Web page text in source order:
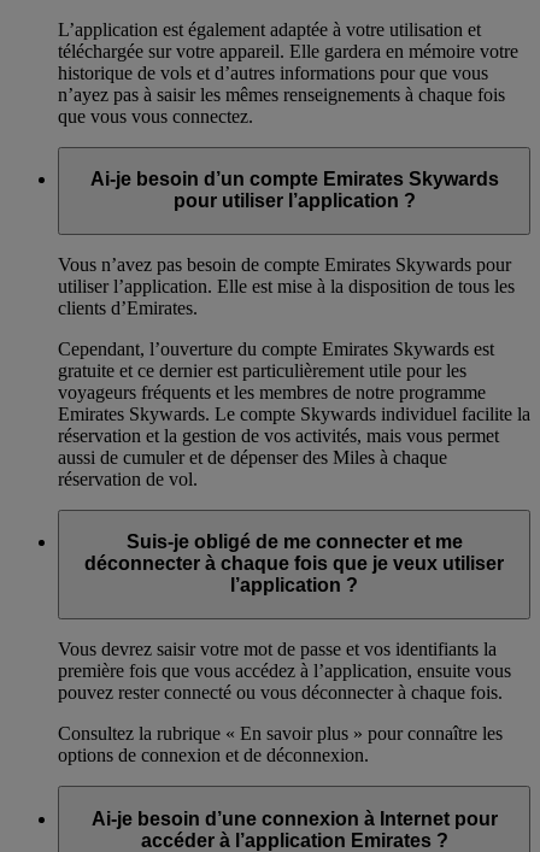
L’application est également adaptée à votre utilisation et
téléchargée sur votre appareil. Elle gardera en mémoire votre
historique de vols et d’autres informations pour que vous
n’ayez pas à saisir les mêmes renseignements à chaque fois
que vous vous connectez.
Ai-je besoin d’un compte Emirates Skywards
pour utiliser l’application ?
Vous n’avez pas besoin de compte Emirates Skywards pour
utiliser l’application. Elle est mise à la disposition de tous les
clients d’Emirates.
Cependant, l’ouverture du compte Emirates Skywards est
gratuite et ce dernier est particulièrement utile pour les
voyageurs fréquents et les membres de notre programme
Emirates Skywards. Le compte Skywards individuel facilite la
réservation et la gestion de vos activités, mais vous permet
aussi de cumuler et de dépenser des Miles à chaque
réservation de vol.
Suis-je obligé de me connecter et me
déconnecter à chaque fois que je veux utiliser
l’application ?
Vous devrez saisir votre mot de passe et vos identifiants la
première fois que vous accédez à l’application, ensuite vous
pouvez rester connecté ou vous déconnecter à chaque fois.
Consultez la rubrique « En savoir plus » pour connaître les
options de connexion et de déconnexion.
Ai-je besoin d’une connexion à Internet pour
accéder à l’application Emirates ?